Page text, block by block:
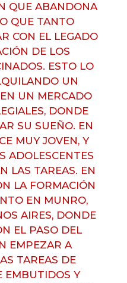
QUE ABANDONA
QUE TANTO
CON EL LEGADO
DE LOS
ESTO LO
UN
UN MERCADO
DONDE
SU SUEÑO. EN
MUY JOVEN, Y
ADOLESCENTES
LAS TAREAS. EN
LA FORMACIÓN
EN MUNRO,
AIRES, DONDE
EL PASO DEL
EMPEZAR A
TAREAS DE
EMBUTIDOS Y